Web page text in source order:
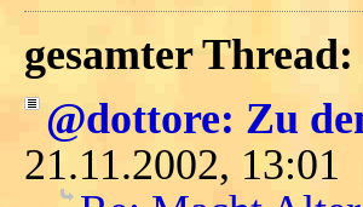
gesamter Thread:
@dottore: Zu
21.11.2002, 13:01